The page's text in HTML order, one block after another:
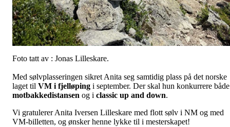
Foto tatt av : Jonas Lilleskare.
Med sølvplasseringen sikret Anita seg samtidig plass på det norske
laget til VM i fjelløping i september. Der skal hun konkurrere
motbakkedistansen og i classic up and down.
Vi gratulerer Anita Iversen Lilleskare med flott sølv i NM og med
VM-billetten, og ønsker henne lykke til i mesterskapet!